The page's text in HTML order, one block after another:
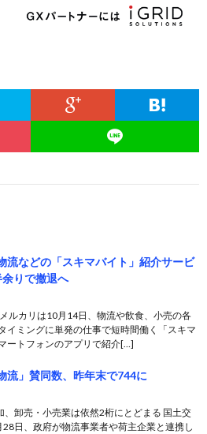
流などの「スキマバイト」紹介サービ
りで撤退へ
ルカリは10月14日、物流や飲食、小売の各
イミングに単発の仕事で短時間働く「スキマ
ートフォンのアプリで紹介[…]
流」賛同数、昨年末で744に
、卸売・小売業は依然2桁にとどまる 国土交
日、政府が物流事業者や荷主企業と連携し